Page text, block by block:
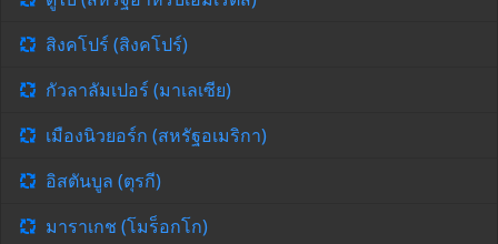
สิงคโปร์ (สิงคโปร์)
กัวลาลัมเปอร์ (มาเลเซีย)
เมืองนิวยอร์ก (สหรัฐอเมริกา)
อิสตันบูล (ตุรกี)
มาราเกช (โมร็อกโก)